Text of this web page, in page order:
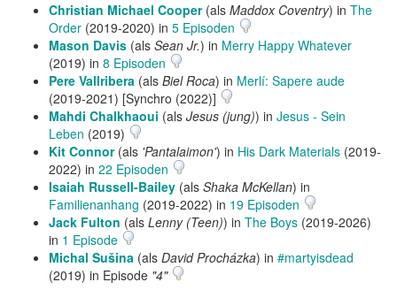
Christian Michael Cooper(als Maddox Coventry) in The
Order (2019-2020) in 5 Episoden
Mason Davis (als Sean Jr.) in Merry Happy Whatever
(2019) in 8 Episoden
Pere Vallribera (als Biel Roca) in Merlí: Sapere aude
(2019-2021) [Synchro (2022)]
Mahdi Chalkhaoui (als Jesus (jung)) in Jesus - Sein
Leben (2019)
Kit Connor(als 'Pantalaimon') in His Dark Materials (2019-
2022) in 22 Episoden
Isaiah Russell-Bailey (als Shaka McKellan) in
Familienanhang (2019-2022) in 19 Episoden
Jack Fulton (als Lenny (Teen)) in The Boys (2019-2026)
in 1 Episode
Michal Sušina (als David Procházka) in #martyisdead
(2019) in Episode "4"